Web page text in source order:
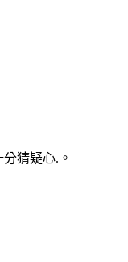
猜疑心.。